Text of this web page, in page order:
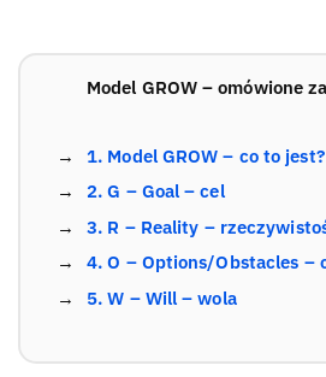
Model GROW – omówione
1. Model GROW – co to jest?
2. G – Goal – cel
3. R – Reality –
4. O – Options/Obstacles –
5. W – Will – wola